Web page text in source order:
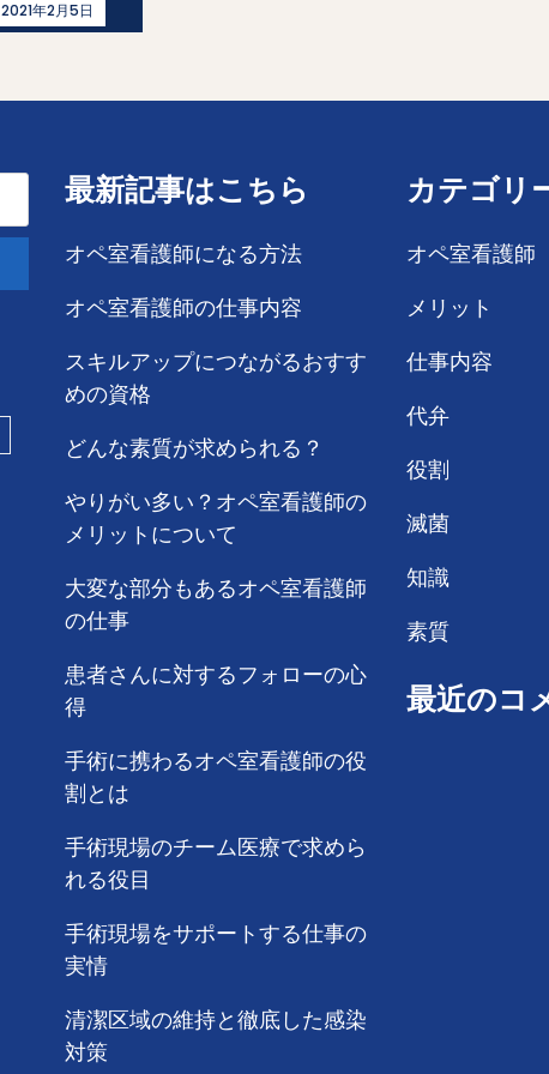
2021年2月5日
最新記事はこちら
オペ室看護師になる方法
オペ室看護師の仕事内容
スキルアップにつながるおすす
めの資格
どんな素質が求められる？
やりがい多い？オペ室看護師の
メリットについて
大変な部分もあるオペ室看護師
の仕事
患者さんに対するフォローの心
得
手術に携わるオペ室看護師の役
割とは
手術現場のチーム医療で求めら
れる役目
手術現場をサポートする仕事の
実情
清潔区域の維持と徹底した感染
対策
カテゴリ
オペ室看護師
メリット
仕事内容
代弁
役割
滅菌
知識
素質
最近のコ